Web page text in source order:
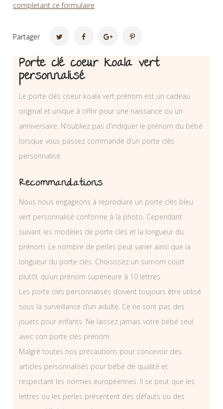
completant ce formulaire
Partager
Porte clé coeur koala vert
personnalisé
Le porte clés coeur koala vert prénom est un cadeau
original et unique à offrir pour une naissance ou un
anniversaire. N’oubliez pas d’indiquer le prénom du bébé
lorsque vous passez commande d’un porte clés
personnalisé.
Recommandations
Nous nous engageons à reproduire un porte clés bleu
vert personnalisé conforme à la photo. Cependant
suivant les modèles de porte clés et la longueur du
prénom. Le nombre de perles peut varier ainsi que la
longueur du porte clés. Choisissez un surnom court
plutôt qu’un prénom supérieure à 10 lettres.
Les porte clés personnalisés doivent toujours être utilisé
sous la surveillance d’un adulte. Ce ne sont pas des
jouets pour enfants. Ne laissez jamais votre bébé seul
avec son porte clés prénom.
Malgré toutes nos précautions pour concevoir des
articles personnalisés pour bébé de qualité et
respectant les normes européennes. Il se peut que les
lettres ou les perles présentent des défauts ou des